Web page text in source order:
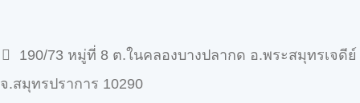
190/73 หมู่ที่ 8 ต.ในคลองบางปลากด อ.พระสมุทรเจดีย์
จ.สมุทรปราการ 10290